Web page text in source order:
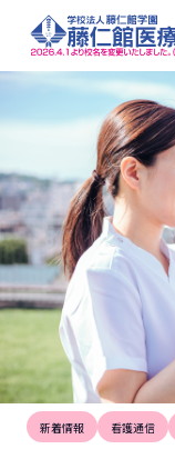
お知らせ
HOME お知らせ 【看
2025.2.15
新着情報 看護通信